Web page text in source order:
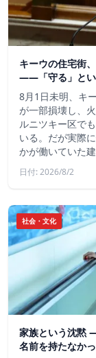
キーウの住宅街
——「守る」とい
8月1日未明、キ
が一部損壊し、
ルニツキー区で
いる。だが実際
かが働いていた建
日付: 2026/8/2
社会・文化
家族という沈黙
名前を持たなか